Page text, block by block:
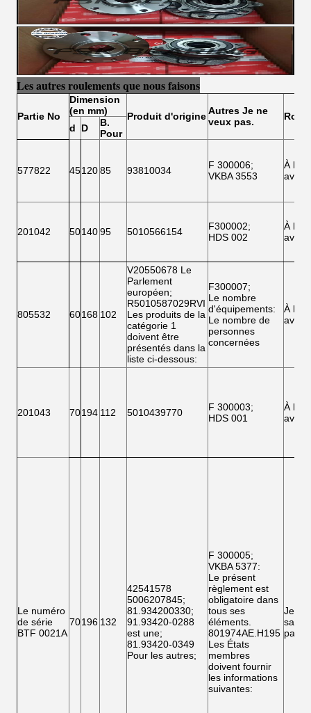
Les autres roulements que nous faisons
Partie No
Dimension
(en mm)
Produit d'origineAutres Je ne
veux pas.
Roue
d
D
B.
Pour
577822 4512085 93810034 F 300006;
VKBA 3553
À l'
avant
201042 5014095 5010566154 F300002;
HDS 002
À l'
avant
805532 60168 102
V20550678 Le
Parlement
européen;
R5010587029RVI
Les produits de la
catégorie 1
doivent être
présentés dans la
liste ci-dessous:
F300007;
Le nombre
d'équipements:
Le nombre de
personnes
concernées
À l'
avant
201043 70194 112 5010439770 F 300003;
HDS 001
À l'
avant
Le numéro
de série
BTF 0021A
70196 132
42541578
5006207845;
81.934200330;
91.93420-0288
est une;
81.93420-0349
Pour les autres;
F 300005;
VKBA 5377:
Le présent
règlement est
obligatoire dans
tous ses
éléments.
801974AE.H195
Les États
membres
doivent fournir
les informations
suivantes:
Je ne
sais
pas.